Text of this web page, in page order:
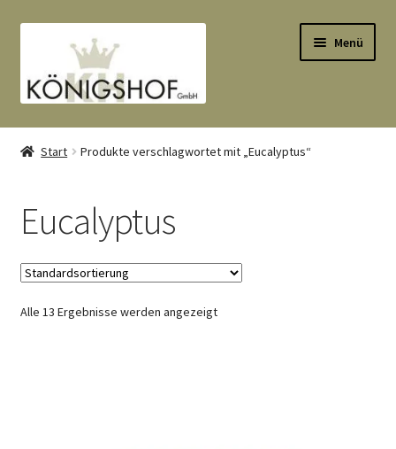
Navigation
springen
springen
Menü
Start
Anlässe
Datenauszug
Datenschutzbelehrung
Start Produkte verschlagwortet mit „Eucalyptus“
Eucalyptus
Alle 13 Ergebnisse werden angezeigt